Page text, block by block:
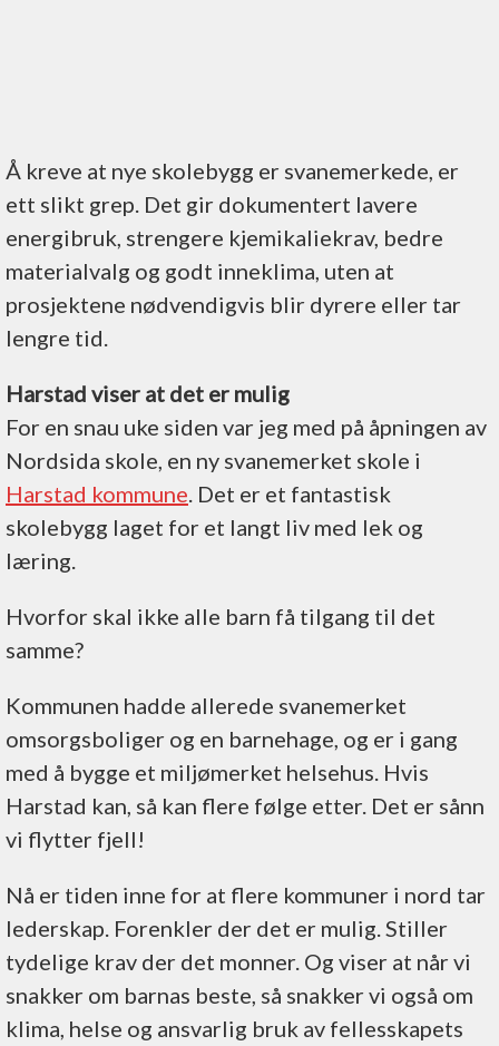
Å kreve at nye skolebygg er svanemerkede, er
ett slikt grep. Det gir dokumentert lavere
energibruk, strengere kjemikaliekrav, bedre
materialvalg og godt inneklima, uten at
prosjektene nødvendigvis blir dyrere eller tar
lengre tid.
Harstad viser at det er mulig
For en snau uke siden var jeg med på åpningen av
Nordsida skole, en ny svanemerket skole i
Harstad kommune. Det er et fantastisk
skolebygg laget for et langt liv med lek og
læring.
Hvorfor skal ikke alle barn få tilgang til det
samme?
Kommunen hadde allerede svanemerket
omsorgsboliger og en barnehage, og er i gang
med å bygge et miljømerket helsehus. Hvis
Harstad kan, så kan flere følge etter. Det er sånn
vi flytter fjell!
Nå er tiden inne for at flere kommuner i nord tar
lederskap. Forenkler der det er mulig. Stiller
tydelige krav der det monner. Og viser at når vi
snakker om barnas beste, så snakker vi også om
klima, helse og ansvarlig bruk av fellesskapets